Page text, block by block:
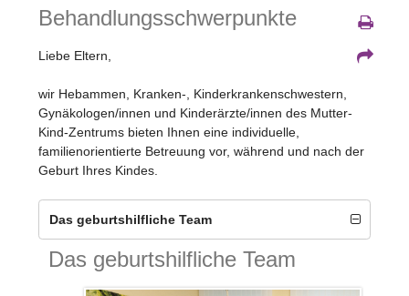
Behandlungsschwerpunkte
Liebe Eltern,
wir Hebammen, Kranken-, Kinderkrankenschwestern,
Gynäkologen/innen und Kinderärzte/innen des Mutter-
Kind-Zentrums bieten Ihnen eine individuelle,
familienorientierte Betreuung vor, während und nach der
Geburt Ihres Kindes.
Das geburtshilfliche Team
Das geburtshilfliche Team